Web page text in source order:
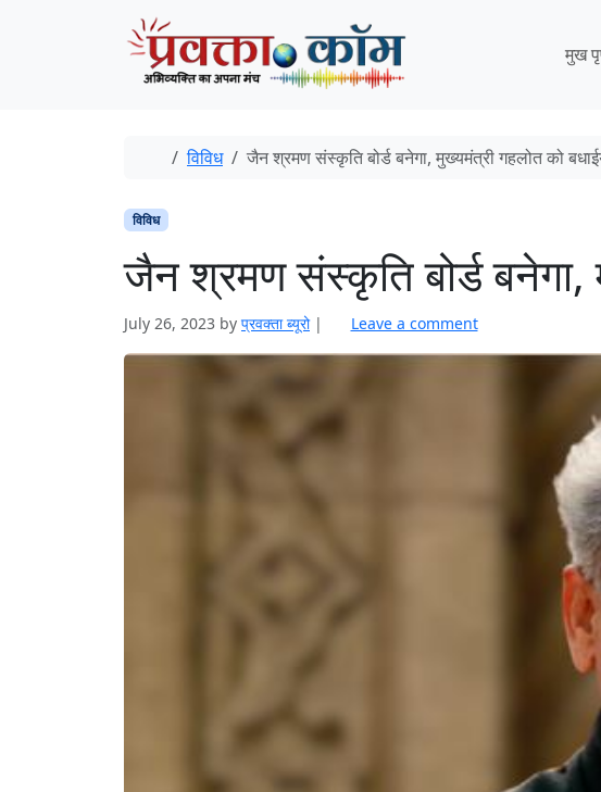
मुख
Home
विविध जैन श्रमण संस्कृति बोर्ड बनेगा, मुख्यमंत्री गहलोत को
विविध
जैन श्रमण संस्कृति बोर्ड बनेगा,
July 26, 2023 by प्रवक्‍ता ब्यूरो | Leave a comment